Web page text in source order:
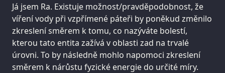
Já jsem Ra. Existuje možnost/pravděpodobnost, že
víření vody při vzpřímené páteři by poněkud změnilo
zkreslení směrem k tomu, co nazýváte bolestí,
kterou tato entita zažívá v oblasti zad na trvalé
úrovni. To by následně mohlo napomoci zkreslení
směrem k nárůstu fyzické energie do určité míry.